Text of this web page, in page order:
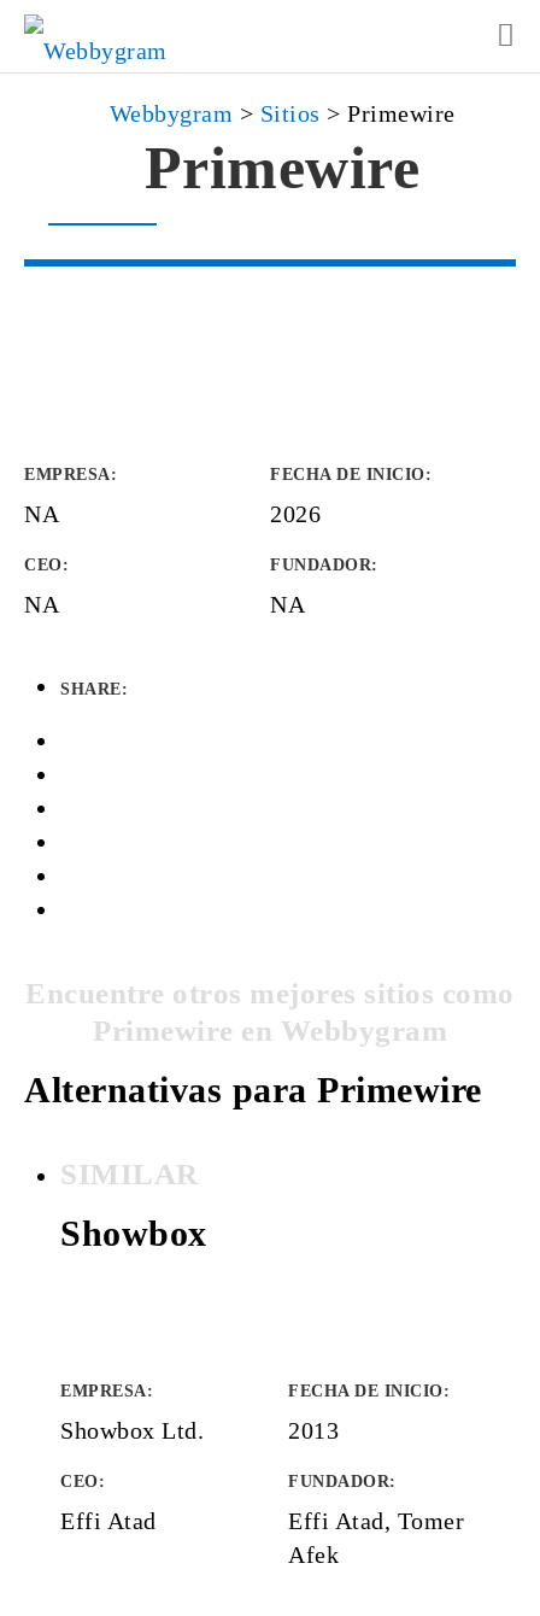
Webbygram > Sitios > Primewire
Primewire
EMPRESA:
NA
FECHA DE INICIO:
2026
CEO:
NA
FUNDADOR:
NA
SHARE:
Encuentre otros mejores sitios como
Primewire en Webbygram
Alternativas para Primewire
SIMILAR
Showbox
EMPRESA:
Showbox Ltd.
FECHA DE INICIO:
2013
CEO:
Effi Atad
FUNDADOR:
Effi Atad, Tomer
Afek